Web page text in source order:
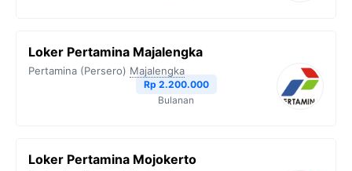
Loker Pertamina Majalengka
Pertamina (Persero) Majalengka
Rp 2.200.000
Bulanan
Loker Pertamina Mojokerto